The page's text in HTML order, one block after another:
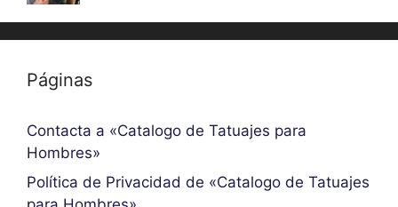
Páginas
Contacta a «Catalogo de Tatuajes para
Hombres»
Política de Privacidad de «Catalogo de Tatuajes